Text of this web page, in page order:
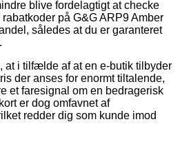
blive fordelagtigt at checke
på G&G ARP9 Amber
således at du er garanteret
at i tilfælde af at en e-butik tilbyder
der anses for enormt tiltalende,
et faresignal om en bedragerisk
er dog omfavnet af
redder dig som kunde imod